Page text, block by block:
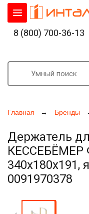
Главная Бренды
Держатель
КЕССЕБЁМЕР
340x180x191,
0091970378
8 (800) 700-36-13